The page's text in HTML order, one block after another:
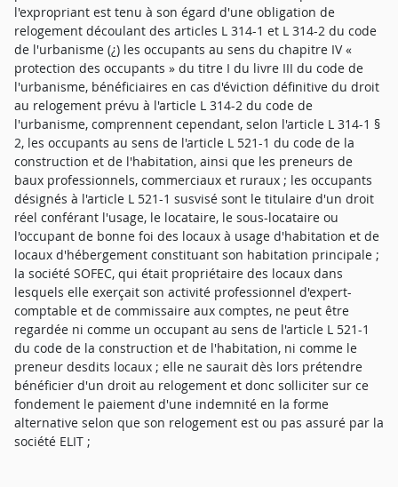
l'expropriant est tenu à son égard d'une obligation de
relogement découlant des articles L 314-1 et L 314-2 du code
de l'urbanisme (¿) les occupants au sens du chapitre IV «
protection des occupants » du titre I du livre III du code de
l'urbanisme, bénéficiaires en cas d'éviction définitive du droit
au relogement prévu à l'article L 314-2 du code de
l'urbanisme, comprennent cependant, selon l'article L 314-1 §
2, les occupants au sens de l'article L 521-1 du code de la
construction et de l'habitation, ainsi que les preneurs de
baux professionnels, commerciaux et ruraux ; les occupants
désignés à l'article L 521-1 susvisé sont le titulaire d'un droit
réel conférant l'usage, le locataire, le sous-locataire ou
l'occupant de bonne foi des locaux à usage d'habitation et de
locaux d'hébergement constituant son habitation principale ;
la société SOFEC, qui était propriétaire des locaux dans
lesquels elle exerçait son activité professionnel d'expert-
comptable et de commissaire aux comptes, ne peut être
regardée ni comme un occupant au sens de l'article L 521-1
du code de la construction et de l'habitation, ni comme le
preneur desdits locaux ; elle ne saurait dès lors prétendre
bénéficier d'un droit au relogement et donc solliciter sur ce
fondement le paiement d'une indemnité en la forme
alternative selon que son relogement est ou pas assuré par la
société ELIT ;